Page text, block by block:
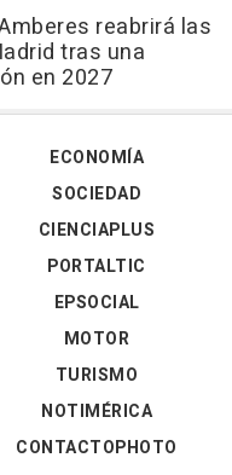
reabrirá las
tras una
en 2027
ECONOMÍA
SOCIEDAD
CIENCIAPLUS
PORTALTIC
EPSOCIAL
MOTOR
TURISMO
NOTIMÉRICA
CONTACTOPHOTO